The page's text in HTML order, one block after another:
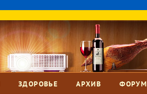
ЗДОРОВЬЕ АРХИВ ФОРУМ